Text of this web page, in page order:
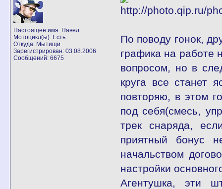
Настоящее имя: Павел
Мотоцикл(ы): Есть
Откуда: Мытищи
Зарегистрирован: 03.08.2006
Сообщений: 6675
По поводу гонок,
графика на работе
вопросом, но в
круга все станет
повторяю, в этом
под себя(смесь,
трек снаряда,
приятный бонус
начальством
настройки
Агентушка, эти